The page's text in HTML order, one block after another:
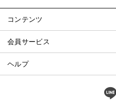
コンテンツ
会員サービス
ヘルプ